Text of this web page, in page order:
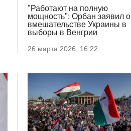
"Работают на полную
мощность": Орбан заявил о
вмешательстве Украины в
выборы в Венгрии
26 марта 2026, 16:22